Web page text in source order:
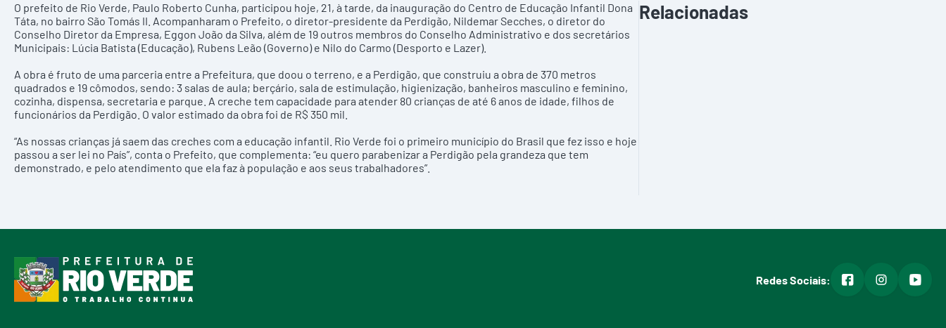
O prefeito de Rio Verde, Paulo Roberto Cunha, participou hoje, 21, à tarde, da inauguração do Centro de Educação Infantil Dona
Táta, no bairro São Tomás II. Acompanharam o Prefeito, o diretor-presidente da Perdigão, Nildemar Secches, o diretor do
Conselho Diretor da Empresa, Eggon João da Silva, além de 19 outros membros do Conselho Administrativo e dos secretários
Municipais: Lúcia Batista (Educação), Rubens Leão (Governo) e Nilo do Carmo (Desporto e Lazer).
A obra é fruto de uma parceria entre a Prefeitura, que doou o terreno, e a Perdigão, que construiu a obra de 370 metros
quadrados e 19 cômodos, sendo: 3 salas de aula; berçário, sala de estimulação, higienização, banheiros masculino e feminino,
cozinha, dispensa, secretaria e parque. A creche tem capacidade para atender 80 crianças de até 6 anos de idade, filhos de
funcionários da Perdigão. O valor estimado da obra foi de R$ 350 mil.
“As nossas crianças já saem das creches com a educação infantil. Rio Verde foi o primeiro município do Brasil que fez isso e hoje
passou a ser lei no País”, conta o Prefeito, que complementa: “eu quero parabenizar a Perdigão pela grandeza que tem
demonstrado, e pelo atendimento que ela faz à população e aos seus trabalhadores”.
Relacionadas
Redes Sociais: facebookinstagram